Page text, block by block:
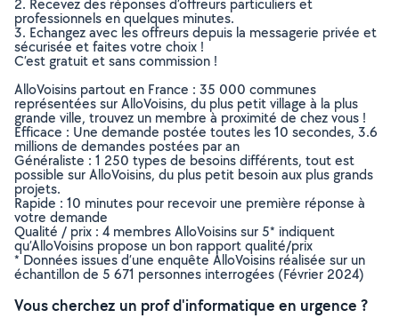
2. Recevez des réponses d’offreurs particuliers et
professionnels en quelques minutes.
3. Echangez avec les offreurs depuis la messagerie privée et
sécurisée et faites votre choix !
C’est gratuit et sans commission !
AlloVoisins partout en France : 35 000 communes
représentées sur AlloVoisins, du plus petit village à la plus
grande ville, trouvez un membre à proximité de chez vous !
Efficace : Une demande postée toutes les 10 secondes, 3.6
millions de demandes postées par an
Généraliste : 1 250 types de besoins différents, tout est
possible sur AlloVoisins, du plus petit besoin aux plus grands
projets.
Rapide : 10 minutes pour recevoir une première réponse à
votre demande
Qualité / prix : 4 membres AlloVoisins sur 5* indiquent
qu’AlloVoisins propose un bon rapport qualité/prix
* Données issues d’une enquête AlloVoisins réalisée sur un
échantillon de 5 671 personnes interrogées (Février 2024)
Vous cherchez un prof d'informatique en urgence ?